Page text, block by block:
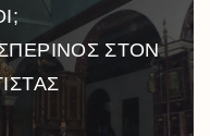
ΣΤΟΝ